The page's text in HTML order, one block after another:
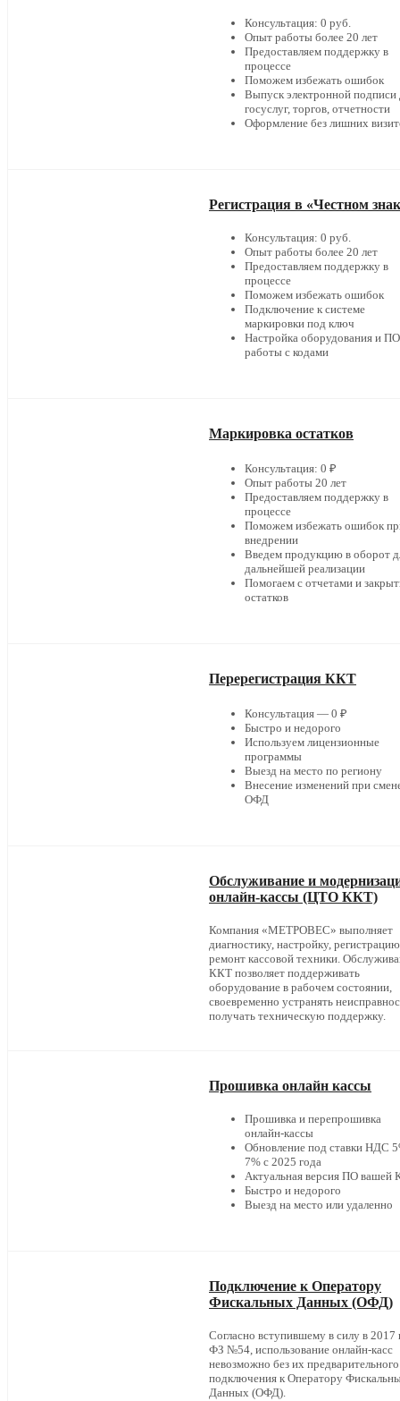
Консультация: 0 руб.
Опыт работы более 20 лет
Предоставляем поддержку в
процессе
Поможем избежать ошибок
Выпуск электронной подписи
госуслуг, торгов, отчетности
Оформление без лишних
Регистрация в «Честном
Консультация: 0 руб.
Опыт работы более 20 лет
Предоставляем поддержку в
процессе
Поможем избежать ошибок
Подключение к системе
маркировки под ключ
Настройка оборудования и
работы с кодами
Маркировка остатков
Консультация: 0 ₽
Опыт работы 20 лет
Предоставляем поддержку в
процессе
Поможем избежать ошибок
внедрении
Введем продукцию в оборот
дальнейшей реализации
Помогаем с отчетами и
остатков
Перерегистрация ККТ
Консультация — 0 ₽
Быстро и недорого
Используем лицензионные
программы
Выезд на место по региону
Внесение изменений при
ОФД
Обслуживание и
онлайн-кассы (ЦТО ККТ)
Компания «МЕТРОВЕС» выполняет
диагностику, настройку,
ремонт кассовой техники.
ККТ позволяет поддерживать
оборудование в рабочем состоянии,
своевременно устранять
получать техническую поддержку.
Прошивка онлайн кассы
Прошивка и перепрошивка
онлайн-кассы
Обновление под ставки НДС
7% с 2025 года
Актуальная версия ПО вашей
Быстро и недорого
Выезд на место или удаленно
Подключение к Оператору
Фискальных Данных (ОФД)
Согласно вступившему в силу в 2017
ФЗ №54, использование онлайн-касс
невозможно без их предварительного
подключения к Оператору
Данных (ОФД).